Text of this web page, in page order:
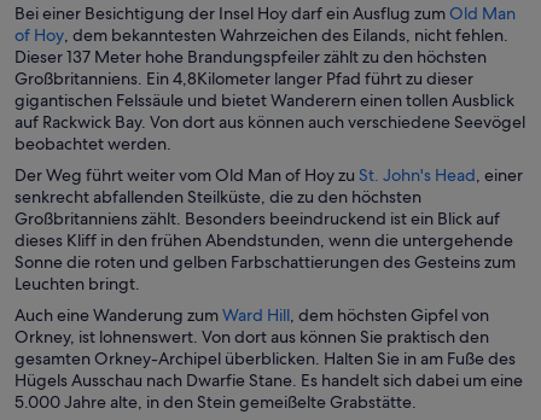
Bei einer Besichtigung der Insel Hoy darf ein Ausflug zumOld Man
of HoyW
r
d
i
n
i
n
e
m
n
e
u
e
n
F
e
, dem bekanntesten Wahrzeichen des Eilands, nicht fehlen.
Dieser 137 Meter hohe Brandungspfeiler zählt zu den höchsten
Großbritanniens. Ein 4,8Kilometer langer Pfad führt zu dieser
gigantischen Felssäule und bietet Wanderern einen tollen Ausblick
auf Rackwick Bay. Von dort aus können auch verschiedene Seevögel
beobachtet werden.
Der Weg führt weiter vom Old Man of Hoy zu St. John's Head W
r
d
i
i
n
e
m
, einer
senkrecht abfallenden Steilküste, die zu den höchsten
Großbritanniens zählt. Besonders beeindruckend ist ein Blick auf
dieses Kliff in den frühen Abendstunden, wenn die untergehende
Sonne die roten und gelben Farbschattierungen des Gesteins zum
Leuchten bringt.
Auch eine Wanderung zumWard HillW
i
r
d
i
, dem höchsten Gipfel von
Orkney, ist lohnenswert. Von dort aus können Sie praktisch den
gesamten Orkney-Archipel überblicken. Halten Sie in am Fuße des
Hügels Ausschau nach Dwarfie Stane. Es handelt sich dabei um eine
5.000 Jahre alte, in den Stein gemeißelte Grabstätte.